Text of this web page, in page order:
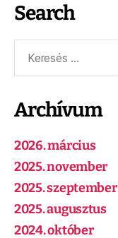
Search
Archívum
2026. március
2025. november
2025. szeptember
2025. augusztus
2024. október